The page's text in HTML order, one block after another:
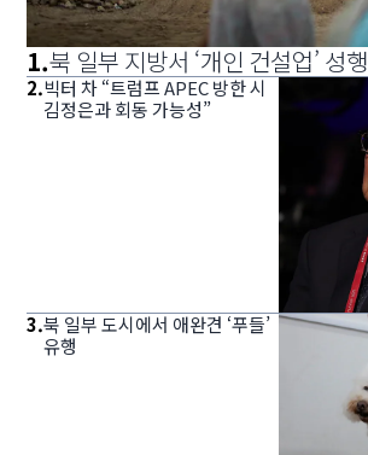
1.북 일부 지방서 ‘개인 건설업’ 성행
2.빅터 차 “트럼프 APEC 방한 시
김정은과 회동 가능성”
3.북 일부 도시에서 애완견 ‘푸들’
유행